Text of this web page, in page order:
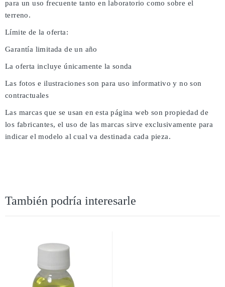
para un uso frecuente tanto en laboratorio como sobre el
terreno.
Límite de la oferta:
Garantía limitada de un año
La oferta incluye únicamente la sonda
Las fotos e ilustraciones son para uso informativo y no son
contractuales
Las marcas que se usan en esta página web son propiedad de
los fabricantes, el uso de las marcas sirve exclusivamente para
indicar el modelo al cual va destinada cada pieza.
También podría interesarle